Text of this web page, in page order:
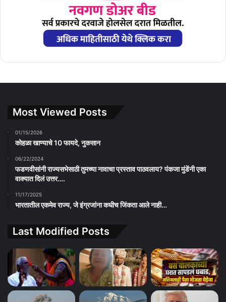
Most Viewed Posts
01/15/2026
कोहळा खाण्याचे 10 फायदे, नुकसान
06/22/2024
फडणवीसांनी राज्यसभेसाठी तुमच्या नावाचा प्रस्ताव पाठवलाय? पंकजा मुंडेंनी एका
वाक्यात दिलं उत्तर….
11/17/2025
भारतातील एकमेव राज्य, जे इंग्रजांना कधीच जिंकता आले नाही…
Last Modified Posts